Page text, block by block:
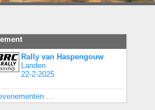
Rally van Haspengouw
Landen
22-2-2025
...